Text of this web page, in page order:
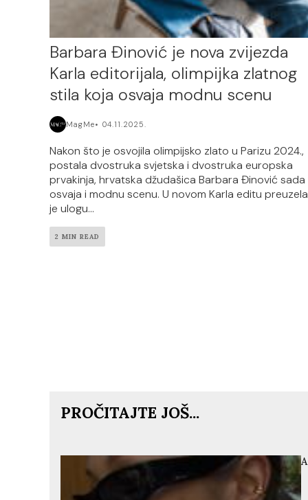
Barbara Đinović je nova zvijezda
Karla editorijala, olimpijka zlatnog
stila koja osvaja modnu scenu
MagMe 04.11.2025.
Nakon što je osvojila olimpijsko zlato u Parizu 2024.,
postala dvostruka svjetska i dvostruka europska
prvakinja, hrvatska džudašica Barbara Đinović sada
osvaja i modnu scenu. U novom Karla editu preuzela
je ulogu...
2 MIN READ
PROČITAJTE JOŠ...